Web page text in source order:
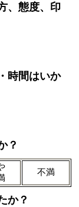
、態度、印
時間はいか
？
不満
か？